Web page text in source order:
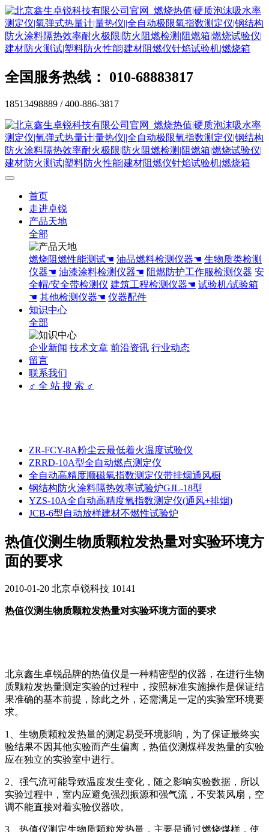
全国服务热线： 010-68883817
18513498889 / 400-886-3817
首页
走进卓锐
产品天地
全部
燃烧阻燃性能测试☚ 油品燃料检测仪器☚ 生物质类检测
仪器☚ 油漆涂料检测仪器☚ 阻燃防护工作服检测仪器 安
全帽/安全带检测仪 建筑工程检测仪器☚ 试验机/试验箱
☚ 其他检测仪器☚ 仪器配件
知识中心
全部
企业新闻 技术文章 前沿资讯 行业动态
留言
联系我们
♂ 全 站 搜 索 ♂
ZR-FCY-8A粉尘云最低着火温度试验仪
ZRRD-10A型全自动燃点测定仪
全自动高精度顺磁氧指数测定仪带排烟通风橱
钢结构防火涂料隔热效率试验炉GJL-18型
YZS-10A全自动高精度氧指数测定仪(通风+排烟)
JCB-6型自动放样建材不燃性试验炉
热值仪测生物质颗粒发热量对实验环境方
面的要求
2010-01-20 北京卓锐科技 10141
热值仪测生物质颗粒发热量对实验环境方面的要求
北京鑫生卓锐品牌的热值仪是一种精密型的仪器，在进行生物
质颗粒发热量测定实验的过程中，按照标准实施操作是保证结
果准确的基本前提，除此之外，还需满足一定的实验室环境要
求。
1、生物质颗粒发热量的测定易受环境影响，为了保证最终实
验结果不因其他实验而产生偏离，热值仪测煤样发热量的实验
应在独立的实验室中进行。
2、强气流可能导致温度发生变化，随之影响实验数据，所以
实验过程中，室内应避免强烈振源和强气流，不安装风扇，空
调不能直接对着实验仪器吹。
3、热值仪测定生物质颗粒发热量，主要是通过燃烧煤样，使